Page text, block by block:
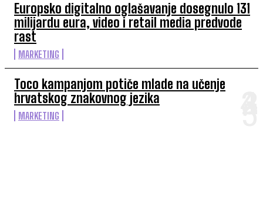
Europsko digitalno oglašavanje dosegnulo 131
milijardu eura, video i retail media predvode
rast
MARKETING
Toco kampanjom potiče mlade na učenje
hrvatskog znakovnog jezika
MARKETING